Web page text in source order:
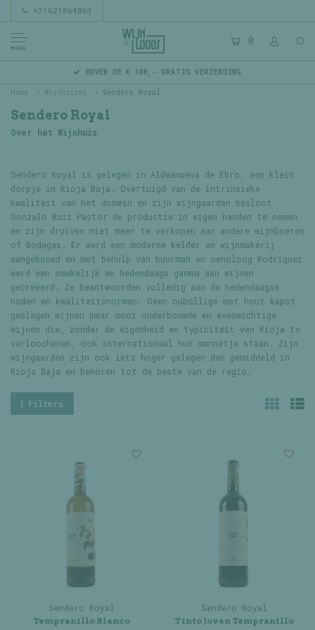
+31621864863
MENU
0
BOVEN DE € 100,- GRATIS VERZENDING
Home Wijnhuizen Sendero Royal
Sendero Royal
Over het Wijnhuis
Sendero Royal is gelegen in Aldeanueva de Ebro, een klein
dorpje in Rioja Baja. Overtuigd van de intrinsieke
kwaliteit van het domein en zijn wijngaarden besloot
Gonzalo Ruiz Pastor de productie in eigen handen te nemen
en zijn druiven niet meer te verkopen aan andere wijnboeren
of Bodegas. Er werd een moderne kelder en wijnmakerij
aangebouwd en met behulp van buurman en oenoloog Rodriguez
werd een smakelijk en hedendaags gamma aan wijnen
gecreëerd. Ze beantwoorden volledig aan de hedendaagse
noden en kwaliteitsnormen. Geen oubollige met hout kapot
geslagen wijnen maar mooi onderbouwde en evenwichtige
wijnen die, zonder de eigenheid en typiciteit van Rioja te
verloochenen, ook internationaal hun mannetje staan. Zijn
wijngaarden zijn ook iets hoger gelegen dan gemiddeld in
Rioja Baja en behoren tot de beste van de regio.
Filters
Sendero Royal
Tempranillo Blanco
Sendero Royal
Tinto Joven Tempranillo